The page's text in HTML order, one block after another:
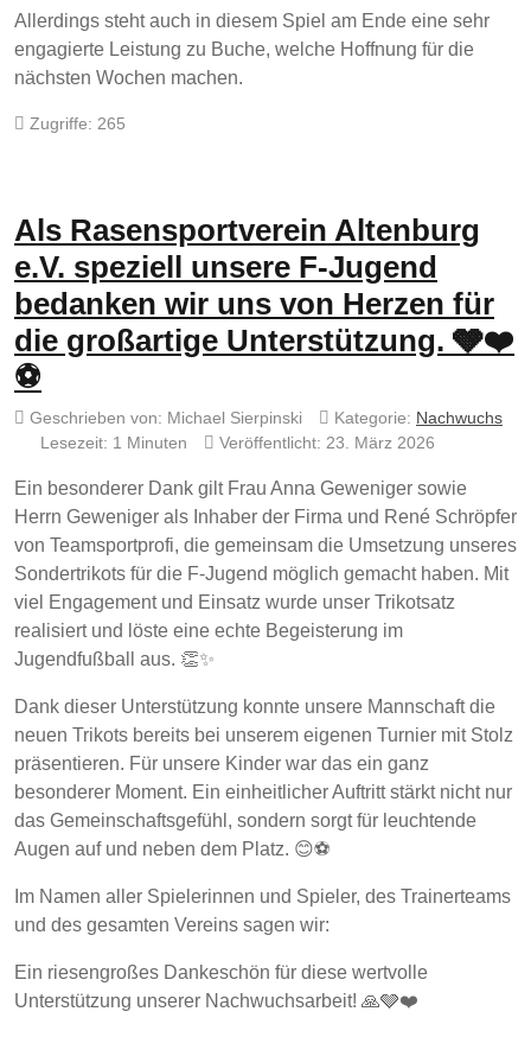
Allerdings steht auch in diesem Spiel am Ende eine sehr
engagierte Leistung zu Buche, welche Hoffnung für die
nächsten Wochen machen.
Zugriffe: 265
Als Rasensportverein Altenburg
e.V. speziell unsere F-Jugend
bedanken wir uns von Herzen für
die großartige Unterstützung. 🩶❤️
⚽
Geschrieben von: Michael Sierpinski Kategorie: Nachwuchs
Lesezeit: 1 Minuten
Veröffentlicht: 23. März 2026
Ein besonderer Dank gilt Frau Anna Geweniger sowie
Herrn Geweniger als Inhaber der Firma und René Schröpfer
von Teamsportprofi, die gemeinsam die Umsetzung unseres
Sondertrikots für die F-Jugend möglich gemacht haben. Mit
viel Engagement und Einsatz wurde unser Trikotsatz
realisiert und löste eine echte Begeisterung im
Jugendfußball aus. 👏✨
Dank dieser Unterstützung konnte unsere Mannschaft die
neuen Trikots bereits bei unserem eigenen Turnier mit Stolz
präsentieren. Für unsere Kinder war das ein ganz
besonderer Moment. Ein einheitlicher Auftritt stärkt nicht nur
das Gemeinschaftsgefühl, sondern sorgt für leuchtende
Augen auf und neben dem Platz. 😊⚽
Im Namen aller Spielerinnen und Spieler, des Trainerteams
und des gesamten Vereins sagen wir:
Ein riesengroßes Dankeschön für diese wertvolle
Unterstützung unserer Nachwuchsarbeit! 🙏🩶❤️